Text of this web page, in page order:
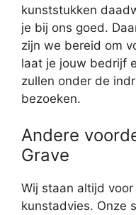
kunststukken
je bij ons goed.
zijn we bereid om
laat je jouw bedrijf
zullen onder de
bezoeken.
Andere
Grave
Wij staan altijd
kunstadvies. Onze